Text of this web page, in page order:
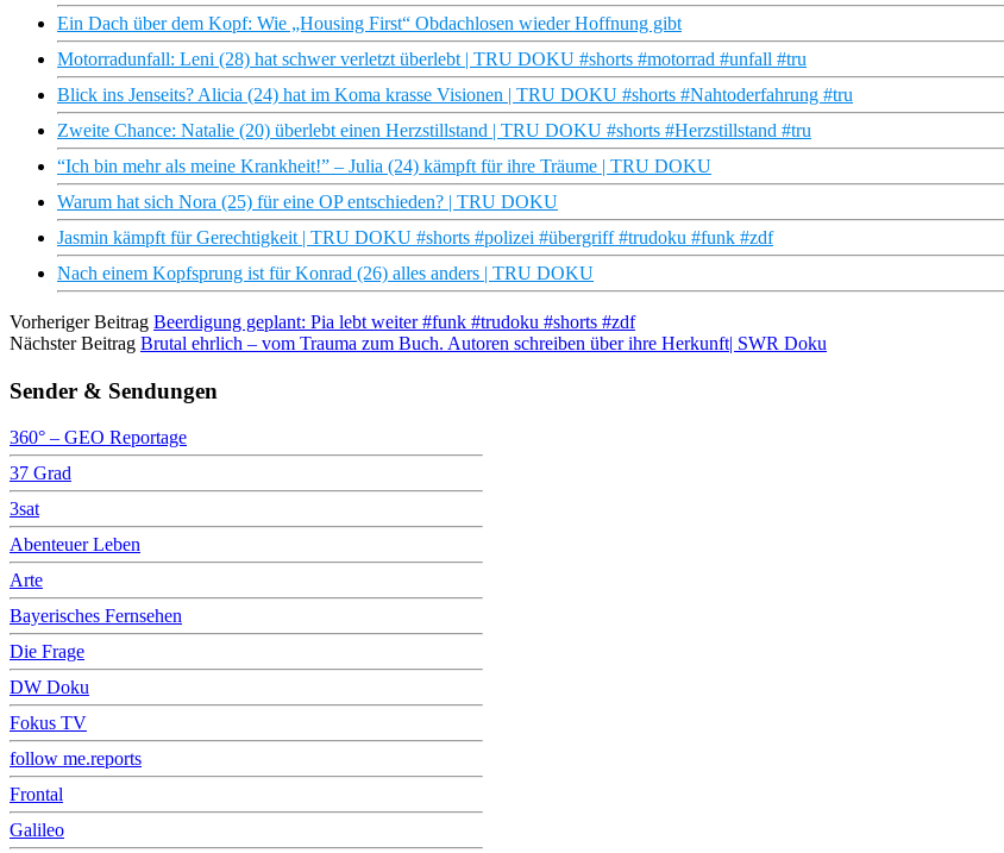
Ein Dach über dem Kopf: Wie „Housing First“ Obdachlosen wieder Hoffnung gibt
Motorradunfall: Leni (28) hat schwer verletzt überlebt | TRU DOKU #shorts #motorrad #unfall #tru
Blick ins Jenseits? Alicia (24) hat im Koma krasse Visionen | TRU DOKU #shorts #Nahtoderfahrung #tru
Zweite Chance: Natalie (20) überlebt einen Herzstillstand | TRU DOKU #shorts #Herzstillstand #tru
“Ich bin mehr als meine Krankheit!” – Julia (24) kämpft für ihre Träume | TRU DOKU
Warum hat sich Nora (25) für eine OP entschieden? | TRU DOKU
Jasmin kämpft für Gerechtigkeit | TRU DOKU #shorts #polizei #übergriff #trudoku #funk #zdf
Nach einem Kopfsprung ist für Konrad (26) alles anders | TRU DOKU
Vorheriger Beitrag Beerdigung geplant: Pia lebt weiter #funk #trudoku #shorts #zdf
Nächster Beitrag Brutal ehrlich – vom Trauma zum Buch. Autoren schreiben über ihre Herkunft| SWR Doku
Sender & Sendungen
360° – GEO Reportage
37 Grad
3sat
Abenteuer Leben
Arte
Bayerisches Fernsehen
Die Frage
DW Doku
Fokus TV
follow me.reports
Frontal
Galileo